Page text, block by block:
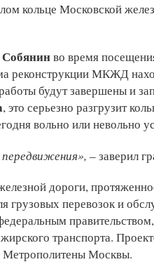
кольце Московской
Собянинво время
реконструкции МКЖД
будут завершены и
, это серьезно разгрузит
вольно или невольно
– заверил
дороги,
грузовых перевозок и
транспорта.
Москвы.